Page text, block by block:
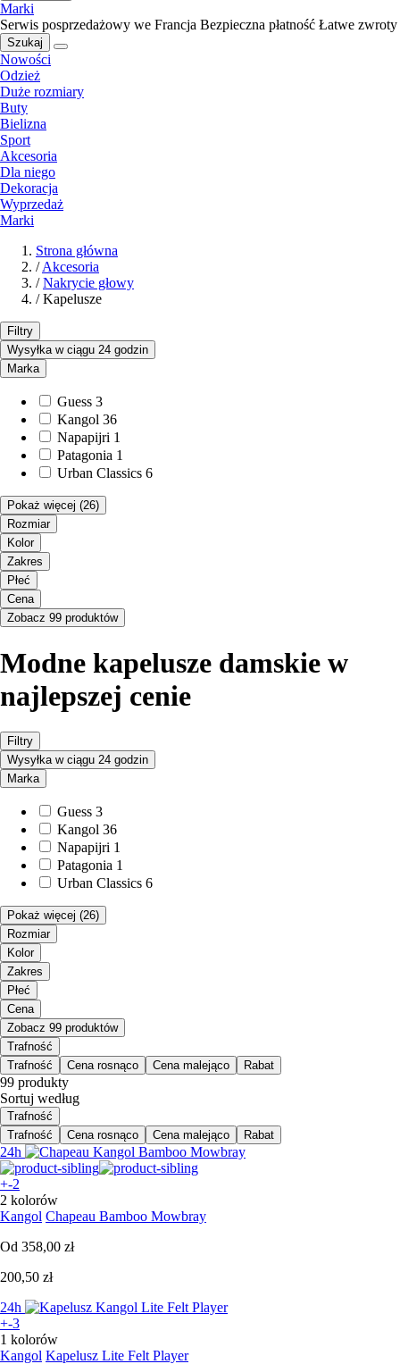
Marki
Serwis posprzedażowy we Francja Bezpieczna płatność Łatwe zwroty
Szukaj
Nowości
Odzież
Duże rozmiary
Buty
Bielizna
Sport
Akcesoria
Dla niego
Dekoracja
Wyprzedaż
Marki
Strona główna
/ Akcesoria
/ Nakrycie głowy
/ Kapelusze
Filtry
Wysyłka w ciągu 24 godzin
Marka
Guess 3
Kangol 36
Napapijri 1
Patagonia 1
Urban Classics 6
Pokaż więcej (26)
Rozmiar
Kolor
Zakres
Płeć
Cena
Zobacz 99 produktów
Modne kapelusze damskie w
najlepszej cenie
Filtry
Wysyłka w ciągu 24 godzin
Marka
Guess 3
Kangol 36
Napapijri 1
Patagonia 1
Urban Classics 6
Pokaż więcej (26)
Rozmiar
Kolor
Zakres
Płeć
Cena
Zobacz 99 produktów
Trafność
Trafność
Cena rosnąco Cena malejąco Rabat
99 produkty
Sortuj według
Trafność
Trafność
Cena rosnąco Cena malejąco Rabat
24h
+-2
2 kolorów
Kangol Chapeau Bamboo Mowbray
Od 358,00 zł
200,50 zł
24h
+-3
1 kolorów
Kangol Kapelusz Lite Felt Player